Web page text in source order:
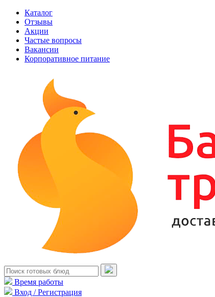
Каталог
Отзывы
Акции
Частые вопросы
Вакансии
Корпоративное питание
Время работы
Вход / Регистрация